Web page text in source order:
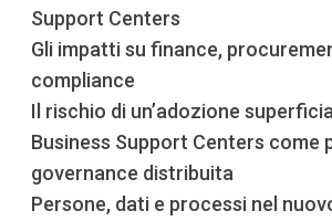
Support Centers
Gli impatti su finance,
compliance
Il rischio di un’adozione
Business Support Centers come
governance distribuita
Persone, dati e processi nel